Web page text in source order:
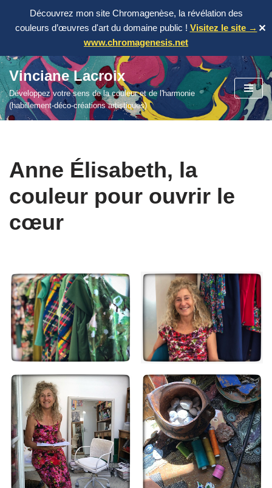
Découvrez mon site Chromagenèse, la révélation des
couleurs d’œuvres d'art du domaine public ! Visitez le site →
www.chromagenesis.net
✕
Aller
au
contenu
Vinciane Lacroix
Développez votre sens de la couleur et de l'harmonie
(habillement-déco-créations artistiques)
Anne Élisabeth, la
couleur pour ouvrir le
cœur